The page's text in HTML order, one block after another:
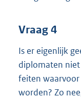
Vraag 4
Is er eigenlijk
diplomaten
feiten
worden? Zo